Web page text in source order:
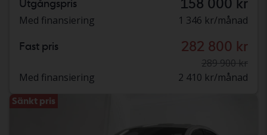
Utgångspris
Med finansiering 1 346 kr/månad
Fast pris 282 800 kr
289 900 kr
Med finansiering
2 410 kr/månad
Sänkt pris